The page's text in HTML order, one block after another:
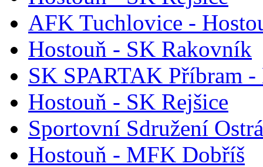
AFK Tuchlovice -
Hostouň - SK Rakovník
SK SPARTAK Příbram -
Hostouň - SK Rejšice
Sportovní Sdružení
Hostouň - MFK Dobříš